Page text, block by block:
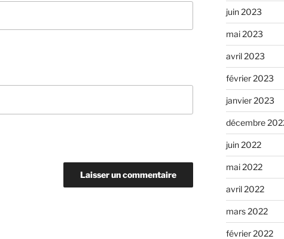
juin 2023
mai 2023
avril 2023
février 2023
janvier 2023
décembre
juin 2022
mai 2022
avril 2022
mars 2022
février 2022